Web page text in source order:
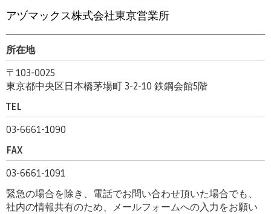
アヅマックス株式会社東京営業所
所在地
〒103-0025
東京都中央区日本橋茅場町 3-2-10 鉄鋼会館5階
TEL
03-6661-1090
FAX
03-6661-1091
緊急の場合を除き、電話でお問い合わせ頂いた場合でも、
社内の情報共有のため、メールフォームへの入力をお願い